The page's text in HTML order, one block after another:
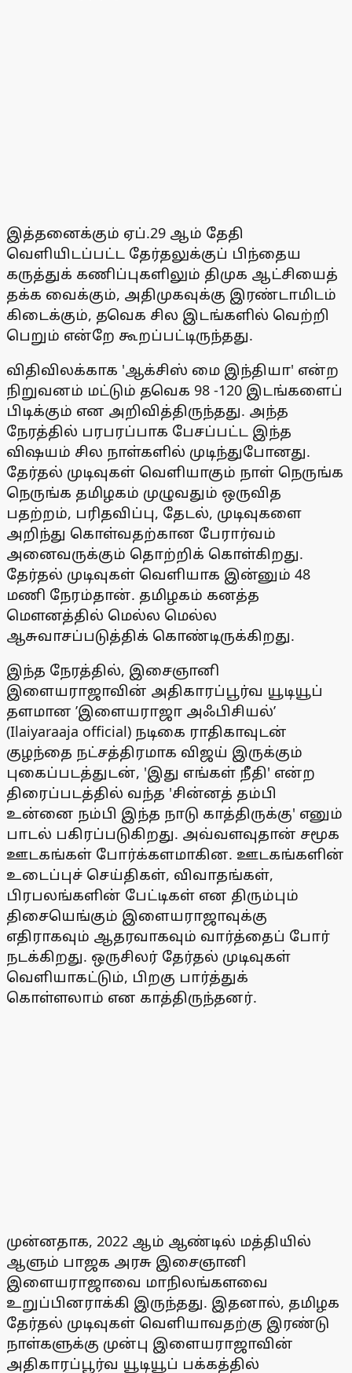
இத்தனைக்கும் ஏப்.29 ஆம் தேதி
வெளியிடப்பட்ட தேர்தலுக்குப் பிந்தைய
கருத்துக் கணிப்புகளிலும் திமுக ஆட்சியைத்
தக்க வைக்கும், அதிமுகவுக்கு இரண்டாமிடம்
கிடைக்கும், தவெக சில இடங்களில் வெற்றி
பெறும் என்றே கூறப்பட்டிருந்தது.
விதிவிலக்காக 'ஆக்சிஸ் மை இந்தியா' என்ற
நிறுவனம் மட்டும் தவெக 98 -120 இடங்களைப்
பிடிக்கும் என அறிவித்திருந்தது. அந்த
நேரத்தில் பரபரப்பாக பேசப்பட்ட இந்த
விஷயம் சில நாள்களில் முடிந்துபோனது.
தேர்தல் முடிவுகள் வெளியாகும் நாள் நெருங்க
நெருங்க தமிழகம் முழுவதும் ஒருவித
பதற்றம், பரிதவிப்பு, தேடல், முடிவுகளை
அறிந்து கொள்வதற்கான பேரார்வம்
அனைவருக்கும் தொற்றிக் கொள்கிறது.
தேர்தல் முடிவுகள் வெளியாக இன்னும் 48
மணி நேரம்தான். தமிழகம் கனத்த
மௌனத்தில் மெல்ல மெல்ல
ஆசுவாசப்படுத்திக் கொண்டிருக்கிறது.
இந்த நேரத்தில், இசைஞானி
இளையராஜாவின் அதிகாரப்பூர்வ யூடியூப்
தளமான ’இளையராஜா அஃபிசியல்’
(Ilaiyaraaja official) நடிகை ராதிகாவுடன்
குழந்தை நட்சத்திரமாக விஜய் இருக்கும்
புகைப்படத்துடன், 'இது எங்கள் நீதி' என்ற
திரைப்படத்தில் வந்த 'சின்னத் தம்பி
உன்னை நம்பி இந்த நாடு காத்திருக்கு' எனும்
பாடல் பகிரப்படுகிறது. அவ்வளவுதான் சமூக
ஊடகங்கள் போர்க்களமாகின. ஊடகங்களின்
உடைப்புச் செய்திகள், விவாதங்கள்,
பிரபலங்களின் பேட்டிகள் என திரும்பும்
திசையெங்கும் இளையராஜாவுக்கு
எதிராகவும் ஆதரவாகவும் வார்த்தைப் போர்
நடக்கிறது. ஒருசிலர் தேர்தல் முடிவுகள்
வெளியாகட்டும், பிறகு பார்த்துக்
கொள்ளலாம் என காத்திருந்தனர்.
முன்னதாக, 2022 ஆம் ஆண்டில் மத்தியில்
ஆளும் பாஜக அரசு இசைஞானி
இளையராஜாவை மாநிலங்களவை
உறுப்பினராக்கி இருந்தது. இதனால், தமிழக
தேர்தல் முடிவுகள் வெளியாவதற்கு இரண்டு
நாள்களுக்கு முன்பு இளையராஜாவின்
அதிகாரப்பூர்வ யூடியூப் பக்கத்தில்